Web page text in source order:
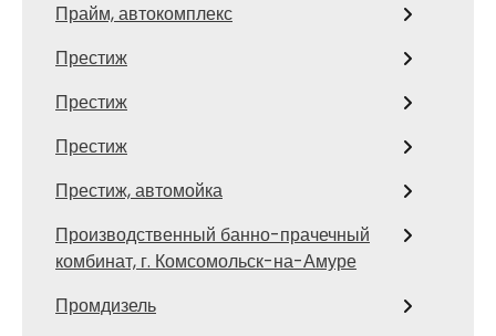
Прайм, автокомплекс
Престиж
Престиж
Престиж
Престиж, автомойка
Производственный банно-прачечный
комбинат, г. Комсомольск-на-Амуре
Промдизель